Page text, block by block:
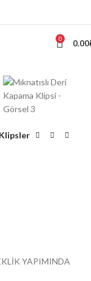
0 0.00
YAPIMINDA